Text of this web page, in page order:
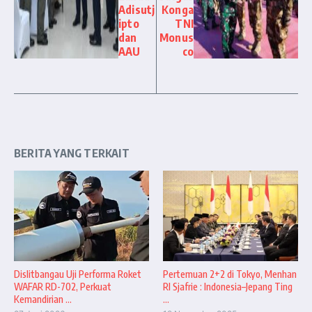
Adisutj
ipto
dan
AAU
Konga
TNI
Monus
co
BERITA YANG TERKAIT
Dislitbangau Uji Performa Roket
WAFAR RD-702, Perkuat
Kemandirian ...
Pertemuan 2+2 di Tokyo, Menhan
RI Sjafrie : Indonesia–Jepang Ting
...